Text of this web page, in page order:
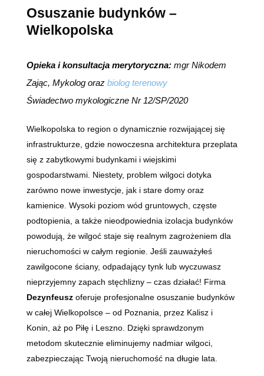
Osuszanie budynków –
Wielkopolska
Opieka i konsultacja merytoryczna:mgr Nikodem
Zając, Mykolog oraz biolog terenowy
Świadectwo mykologiczne Nr 12/SP/2020
Wielkopolska to region o dynamicznie rozwijającej się
infrastrukturze, gdzie nowoczesna architektura przeplata
się z zabytkowymi budynkami i wiejskimi
gospodarstwami. Niestety, problem wilgoci dotyka
zarówno nowe inwestycje, jak i stare domy oraz
kamienice. Wysoki poziom wód gruntowych, częste
podtopienia, a także nieodpowiednia izolacja budynków
powodują, że wilgoć staje się realnym zagrożeniem dla
nieruchomości w całym regionie. Jeśli zauważyłeś
zawilgocone ściany, odpadający tynk lub wyczuwasz
nieprzyjemny zapach stęchlizny – czas działać! Firma
Dezynfeuszoferuje profesjonalne osuszanie budynków
w całej Wielkopolsce – od Poznania, przez Kalisz i
Konin, aż po Piłę i Leszno. Dzięki sprawdzonym
metodom skutecznie eliminujemy nadmiar wilgoci,
zabezpieczając Twoją nieruchomość na długie lata.